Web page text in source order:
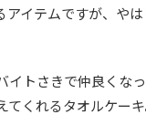
イテムですが、や
トさきで仲良くな
くれるタオルケー